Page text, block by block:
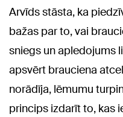
Arvīds stāsta, ka
bažas par to, vai
sniegs un apledojums
apsvērt brauciena
norādīja, lēmumu
princips izdarīt to, kas